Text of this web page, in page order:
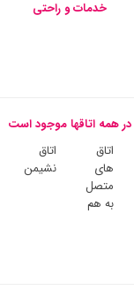
خدمات و راحتی
در همه اتاقها موجود است
اتاق
های
متصل
به هم
اتاق
نشیمن